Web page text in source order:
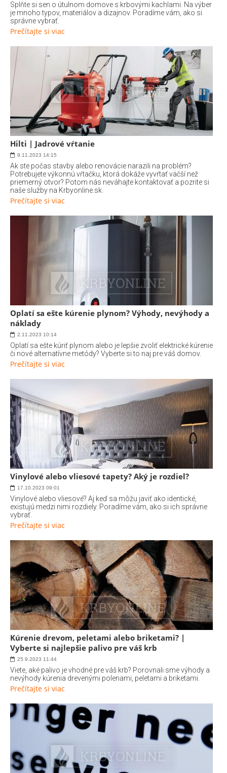
Splňte si sen o útulnom domove s krbovými kachlami. Na výber
je mnoho typov, materiálov a dizajnov. Poradíme vám, ako si
správne vybrať.
Prečítajte si viac
Hilti | Jadrové vŕtanie
9.11.2023 14:15
Ak ste počas stavby alebo renovácie narazili na problém?
Potrebujete výkonnú vŕtačku, ktorá dokáže vyvŕtať väčší než
priemerný otvor? Potom nás neváhajte kontaktovať a pozrite si
naše služby na Krbyonline.sk.
Prečítajte si viac
Oplatí sa ešte kúrenie plynom? Výhody, nevýhody a
náklady
2.11.2023 10:14
Oplatí sa ešte kúriť plynom alebo je lepšie zvoliť elektrické kúrenie
či nové alternatívne metódy? Vyberte si to naj pre váš domov.
Prečítajte si viac
Vinylové alebo vliesové tapety? Aký je rozdiel?
17.10.2023 09:01
Vinylové alebo vliesové? Aj keď sa môžu javiť ako identické,
existujú medzi nimi rozdiely. Poradíme vám, ako si ich správne
vybrať.
Prečítajte si viac
Kúrenie drevom, peletami alebo briketami? |
Vyberte si najlepšie palivo pre váš krb
25.9.2023 11:44
Viete, aké palivo je vhodné pre váš krb? Porovnali sme výhody a
nevýhody kúrenia drevenými polenami, peletami a briketami.
Prečítajte si viac